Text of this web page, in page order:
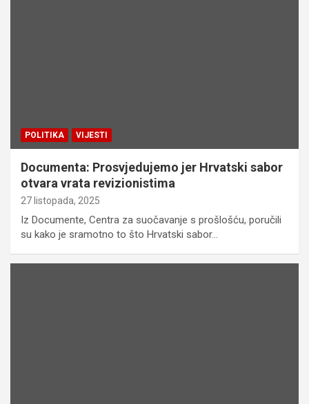
POLITIKA VIJESTI
Documenta: Prosvjedujemo jer Hrvatski sabor
otvara vrata revizionistima
27 listopada, 2025
Iz Documente, Centra za suočavanje s prošlošću, poručili
su kako je sramotno to što Hrvatski sabor…